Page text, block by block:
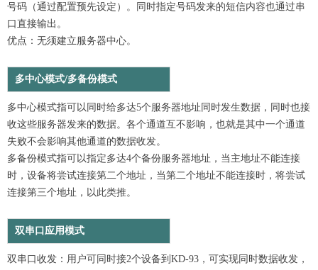
号码（通过配置预先设定）。同时指定号码发来的短信内容也通过串
口直接输出。
优点：无须建立服务器中心。
多中心模式/多备份模式
多中心模式指可以同时给多达5个服务器地址同时发生数据，同时也接
收这些服务器发来的数据。各个通道互不影响，也就是其中一个通道
失败不会影响其他通道的数据收发。
多备份模式指可以指定多达4个备份服务器地址，当主地址不能连接
时，设备将尝试连接第二个地址，当第二个地址不能连接时，将尝试
连接第三个地址，以此类推。
双串口应用模式
双串口收发：用户可同时接2个设备到KD-93，可实现同时数据收发，